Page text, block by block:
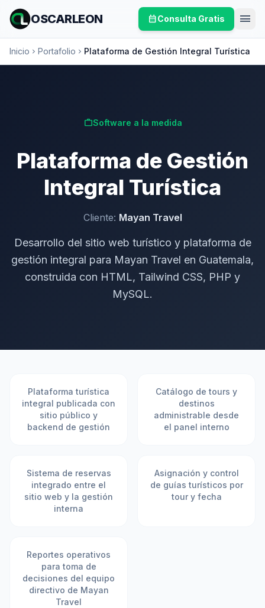
OSCARLEON calendar_monthConsulta Gratis menu
Inicio chevron_right Portafolio chevron_right Plataforma de Gestión Integral Turística
workSoftware a la medida
Plataforma de Gestión
Integral Turística
Cliente: Mayan Travel
Desarrollo del sitio web turístico y plataforma de
gestión integral para Mayan Travel en Guatemala,
construida con HTML, Tailwind CSS, PHP y
MySQL.
Plataforma turística
integral publicada con
sitio público y
backend de gestión
Catálogo de tours y
destinos
administrable desde
el panel interno
Sistema de reservas
integrado entre el
sitio web y la gestión
interna
Asignación y control
de guías turísticos por
tour y fecha
Reportes operativos
para toma de
decisiones del equipo
directivo de Mayan
Travel